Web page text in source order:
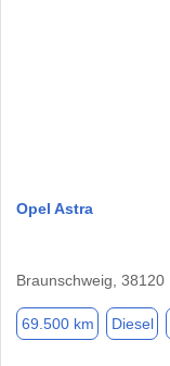
Opel Astra
Braunschweig, 38120
69.500 km Diesel